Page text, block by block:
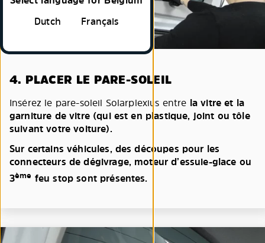
Dutch
Français
4. PLACER LE PARE-SOLEIL
Insérez le pare-soleil Solarplexius entre la vitre et la
garniture de vitre (qui est en plastique, joint ou tôle
suivant votre voiture).
Sur certains véhicules, des découpes pour les
connecteurs de dégivrage, moteur d’essuie-glace ou
3ème feu stop sont présentes.